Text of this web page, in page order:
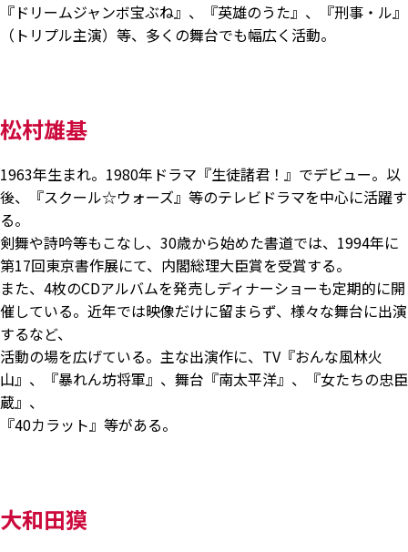
『ドリームジャンボ宝ぶね』、『英雄のうた』、『刑事・ル』
（トリプル主演）等、多くの舞台でも幅広く活動。
松村雄基
1963年生まれ。1980年ドラマ『生徒諸君！』でデビュー。以
後、『スクール☆ウォーズ』等のテレビドラマを中心に活躍す
る。
剣舞や詩吟等もこなし、30歳から始めた書道では、1994年に
第17回東京書作展にて、内閣総理大臣賞を受賞する。
また、4枚のCDアルバムを発売しディナーショーも定期的に開
催している。近年では映像だけに留まらず、様々な舞台に出演
するなど、
活動の場を広げている。主な出演作に、TV『おんな風林火
山』、『暴れん坊将軍』、舞台『南太平洋』、『女たちの忠臣
蔵』、
『40カラット』等がある。
大和田獏